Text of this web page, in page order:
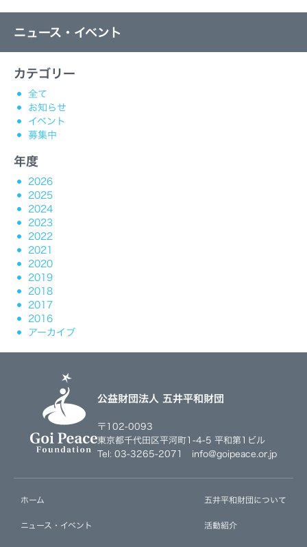
ニュース・イベント
カテゴリー
全て
お知らせ
イベント
募集中
年度
2026
2025
2024
2023
2022
2021
2020
2019
2018
2017
2016
アーカイブ
公益財団法人 五井平和財団
〒102-0093
東京都千代田区平河町1-4-5 平和第1ビル
Tel: 03-3265-2071 info@goipeace.or.jp
ホーム
ニュース・イベント
五井平和財団について
活動紹介